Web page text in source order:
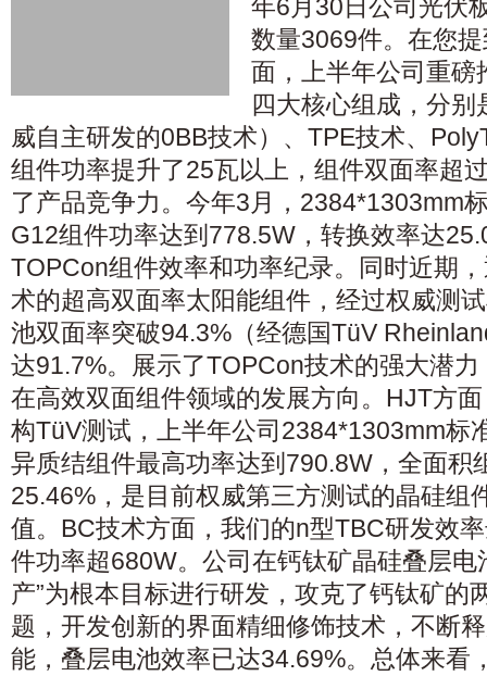
年6月30日公司光伏
数量3069件。在您
面，上半年公司重磅
四大核心组成，分
威自主研发的0BB技术）、TPE技术、
组件功率提升了25瓦以上，组件双面率超
了产品竞争力。今年3月，2384*1303mm
G12组件功率达到778.5W，转换效率达
TOPCon组件效率和功率纪录。同时近期
术的超高双面率太阳能组件，经过权威测
池双面率突破94.3%（经德国TüV
达91.7%。展示了TOPCon技术的强大潜
在高效双面组件领域的发展方向。HJT方
构TüV测试，上半年公司2384*1303mm标
异质结组件最高功率达到790.8W，全面积
25.46%，是目前权威第三方测试的晶硅组
值。BC技术方面，我们的n型TBC研发效
件功率超680W。公司在钙钛矿晶硅叠层电
产”为根本目标进行研发，攻克了钙钛矿的
题，开发创新的界面精细修饰技术，不断
能，叠层电池效率已达34.69%。总体来看